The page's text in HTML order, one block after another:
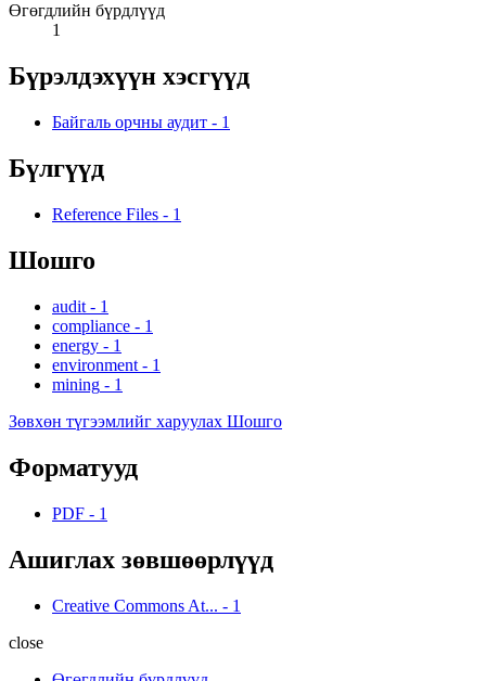
Өгөгдлийн бүрдлүүд
1
Бүрэлдэхүүн хэсгүүд
Байгаль орчны аудит - 1
Бүлгүүд
Reference Files - 1
Шошго
audit - 1
compliance - 1
energy - 1
environment - 1
mining - 1
Зөвхөн түгээмлийг харуулах Шошго
Форматууд
PDF - 1
Ашиглах зөвшөөрлүүд
Creative Commons At... - 1
close